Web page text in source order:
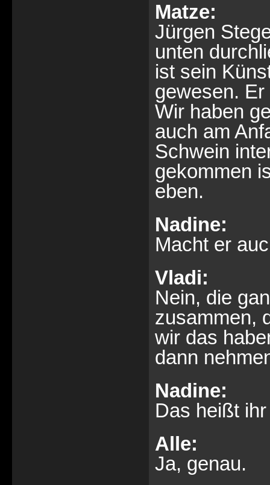
Matze:
Jürgen
unten
ist sein
gewesen.
Wir haben
auch am
Schwein
gekommen
eben.
Nadine:
Macht er
Vladi:
Nein, die
zusammen,
wir das
dann
Nadine:
Das heißt
Alle:
Ja, genau.